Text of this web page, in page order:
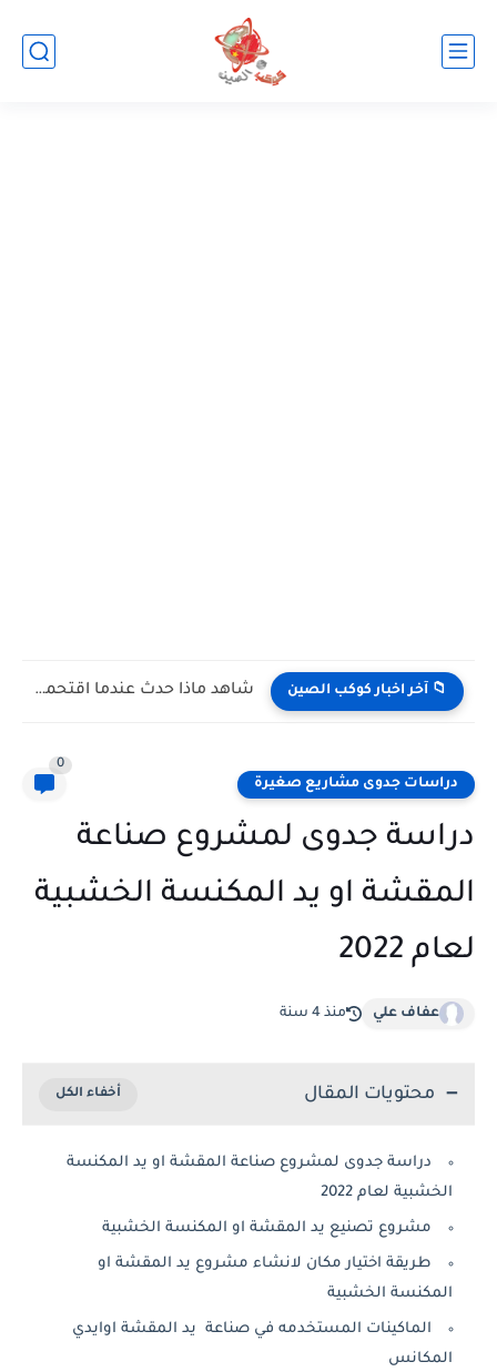
📁 آخر اخبار كوكب الصين شاهد كيف يتغلب النمس على الكوبرا في مواجهة تعتمد على...
دراسات جدوى مشاريع صغيرة
0
دراسة جدوى لمشروع صناعة
المقشة او يد المكنسة الخشبية
لعام 2022
عفاف علي منذ 4 سنة
محتويات المقال
دراسة جدوى لمشروع صناعة المقشة او يد المكنسة
الخشبية لعام 2022
مشروع تصنيع يد المقشة او المكنسة الخشبية
طريقة اختيار مكان لانشاء مشروع يد المقشة او
المكنسة الخشبية
الماكينات المستخدمه في صناعة يد المقشة اوايدي
المكانس